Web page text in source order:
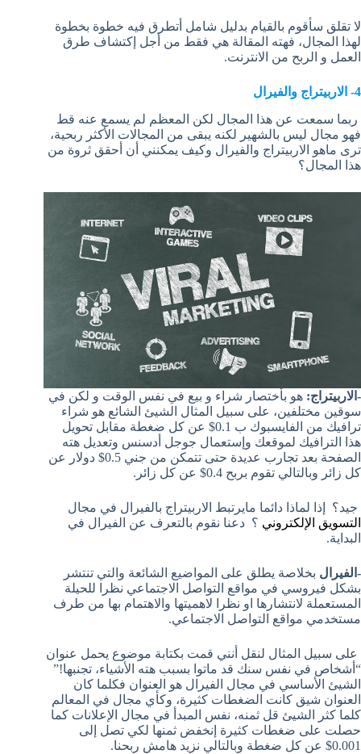
لا تقلق سأقوم بالقيام بدليل شامل أتطرق فيه خطوة بخطوة
لهذا المجال، فهته المقالة هي فقط من أجل إكتشاف طرق
العمل و الربح من الانترنت.
4- الاربيتراج والفيرال
ربما سمعت عن هذا المجال لكن المعظم لم يسمع عنه قط
فهو مجال ليس بالشهير لكنه يبقى من المجالات الأكثر ربحية،
ترى ماهو الاربيتراج والفيرال وكيف يمكنني أن أحقق ثروة من
هذا المجال؟
-الاربيتراج: هو بأختصار شراء و بيع في نفس الوقت و لكن في
سوقين مختلفين، على سبيل المثال الشيئ الشائع هو شراء
ترافيك من الفايسبوك ب 0.1$ عن كل ضغطة مقابل تحويل
هذا الترافيك لموقعك وإستعمال جوجل أدسنس وتعديل هته
الصفحة بعد تجارب عديدة حتى تتمكن من جني 0.5$ دولار عن
كل زائر وبالتالي تقوم بربح 0.4$ عن كل زائر.
جيد؟ إذا لماذا دائما مايرتبط الاربيتراج بالفيرال في مجال
التسويق الإلكتروني ؟ دعنا نقوم بالتعرف عن الفيرال في
البداية.
-الفيرال بخلاصة يطلق على المواضيع الشائعة والتي تنتشر
بشكل فيروسي في مواقع التواصل الاجتماعي نظرا للحيلة
المستعملة لانتشارها او نظرا لاهميتها والاهتمام بها من طرف
مستخدمي مواقع التواصل الاجتماعي.
على سبيل المثال لنقل أنني قمت بكتابة موضوع يحمل عنوان
“أشخاص في نفس سنك قد ماتوا بسبب هته الأشياء، تجنبها!”
الشيئ الأساسي في مجال الفيرال هو العنوان فكلما كان
العنوان شيق كانت الضغطات كثيرة، وكأي مجال في المعالم
كلما كثر الشيئ قل ثمنه، نفس المبدأ في مجال الإعلانات كما
حصلت على ضغطات كثيرة إنخفض ثمنها لكي تصل إلى
0.001$ عن كل ضغطة وبالتالي نزيد هامش ربحنا.